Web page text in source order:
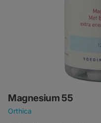
Magnesium 55
Orthica